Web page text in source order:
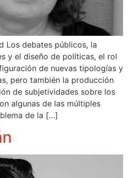
Los debates públicos, la
y el diseño de políticas, el rol
de nuevas tipologías y
pero también la producción
de subjetividades sobre los
algunas de las múltiples
de la […]